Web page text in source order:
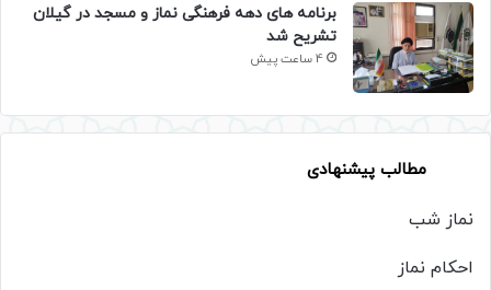
برنامه های دهه فرهنگی نماز و مسجد در گیلان
تشریح شد
4 ساعت پیش
مطالب پیشنهادی
نماز شب
احکام نماز